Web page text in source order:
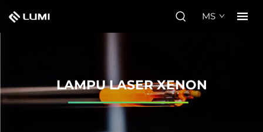
MS
LAMPU LASER XENON